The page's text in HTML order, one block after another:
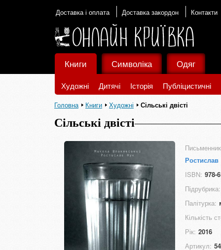
Доставка і оплата Доставка закордон Контакти
Книги
Художні Дитячі Історія Публіцистичні
Символіка Одяг
Головна Книги Художні Сільські двісті
Сільські двісті
Ростислав
ISBN: 978-
Підрубрика:
Палітурка:
Кількість
Рік: 2016
Артикул: